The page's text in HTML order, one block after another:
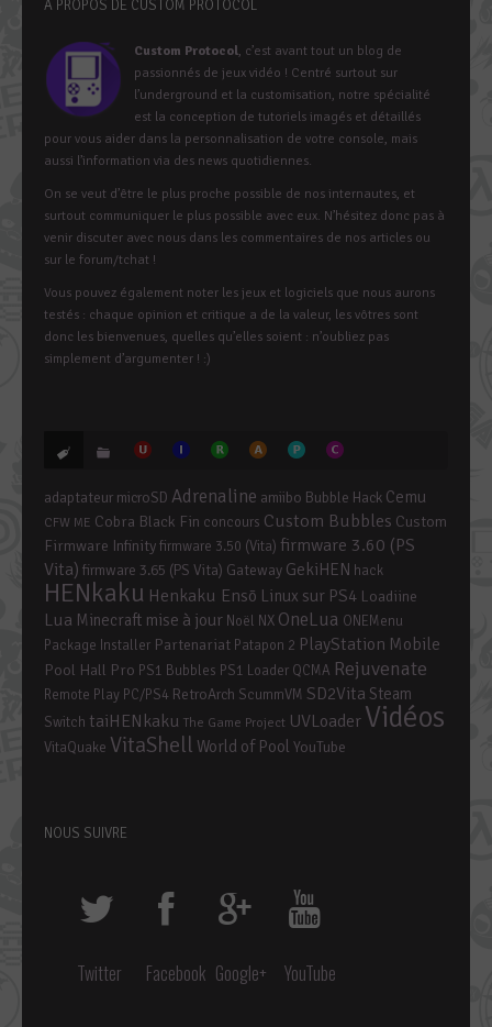
À PROPOS DE CUSTOM PROTOCOL
Custom Protocol, c’est avant tout un blog de
passionnés de jeux vidéo ! Centré surtout sur
l’underground et la customisation, notre spécialité
est la conception de tutoriels imagés et détaillés
pour vous aider dans la personnalisation de votre console, mais
aussi l’information via des news quotidiennes.
On se veut d’être le plus proche possible de nos internautes, et
surtout communiquer le plus possible avec eux. N’hésitez donc pas à
venir discuter avec nous dans les commentaires de nos articles ou
sur le forum/tchat !
Vous pouvez également noter les jeux et logiciels que nous aurons
testés : chaque opinion et critique a de la valeur, les vôtres sont
donc les bienvenues, quelles qu’elles soient : n’oubliez pas
simplement d’argumenter ! :)
adaptateur microSD Adrenaline amiibo Bubble Hack Cemu
CFW ME Cobra Black Fin concours Custom Bubbles Custom
Firmware Infinityfirmware 3.50 (Vita) firmware 3.60 (PS
Vita) firmware 3.65 (PS Vita) Gateway GekiHEN hack
HENkaku Henkaku Ensō Linux sur PS4 Loadiine
Lua Minecraft mise à jour Noël NX OneLua ONEMenu
Package Installer Partenariat Patapon 2 PlayStation Mobile
Pool Hall Pro PS1 Bubbles PS1 Loader QCMA Rejuvenate
Remote Play PC/PS4 RetroArch ScummVM SD2Vita Steam
Switch taiHENkaku The Game Project UVLoader Vidéos
VitaQuake VitaShell World of Pool YouTube
NOUS SUIVRE
Twitter Facebook Google+ YouTube